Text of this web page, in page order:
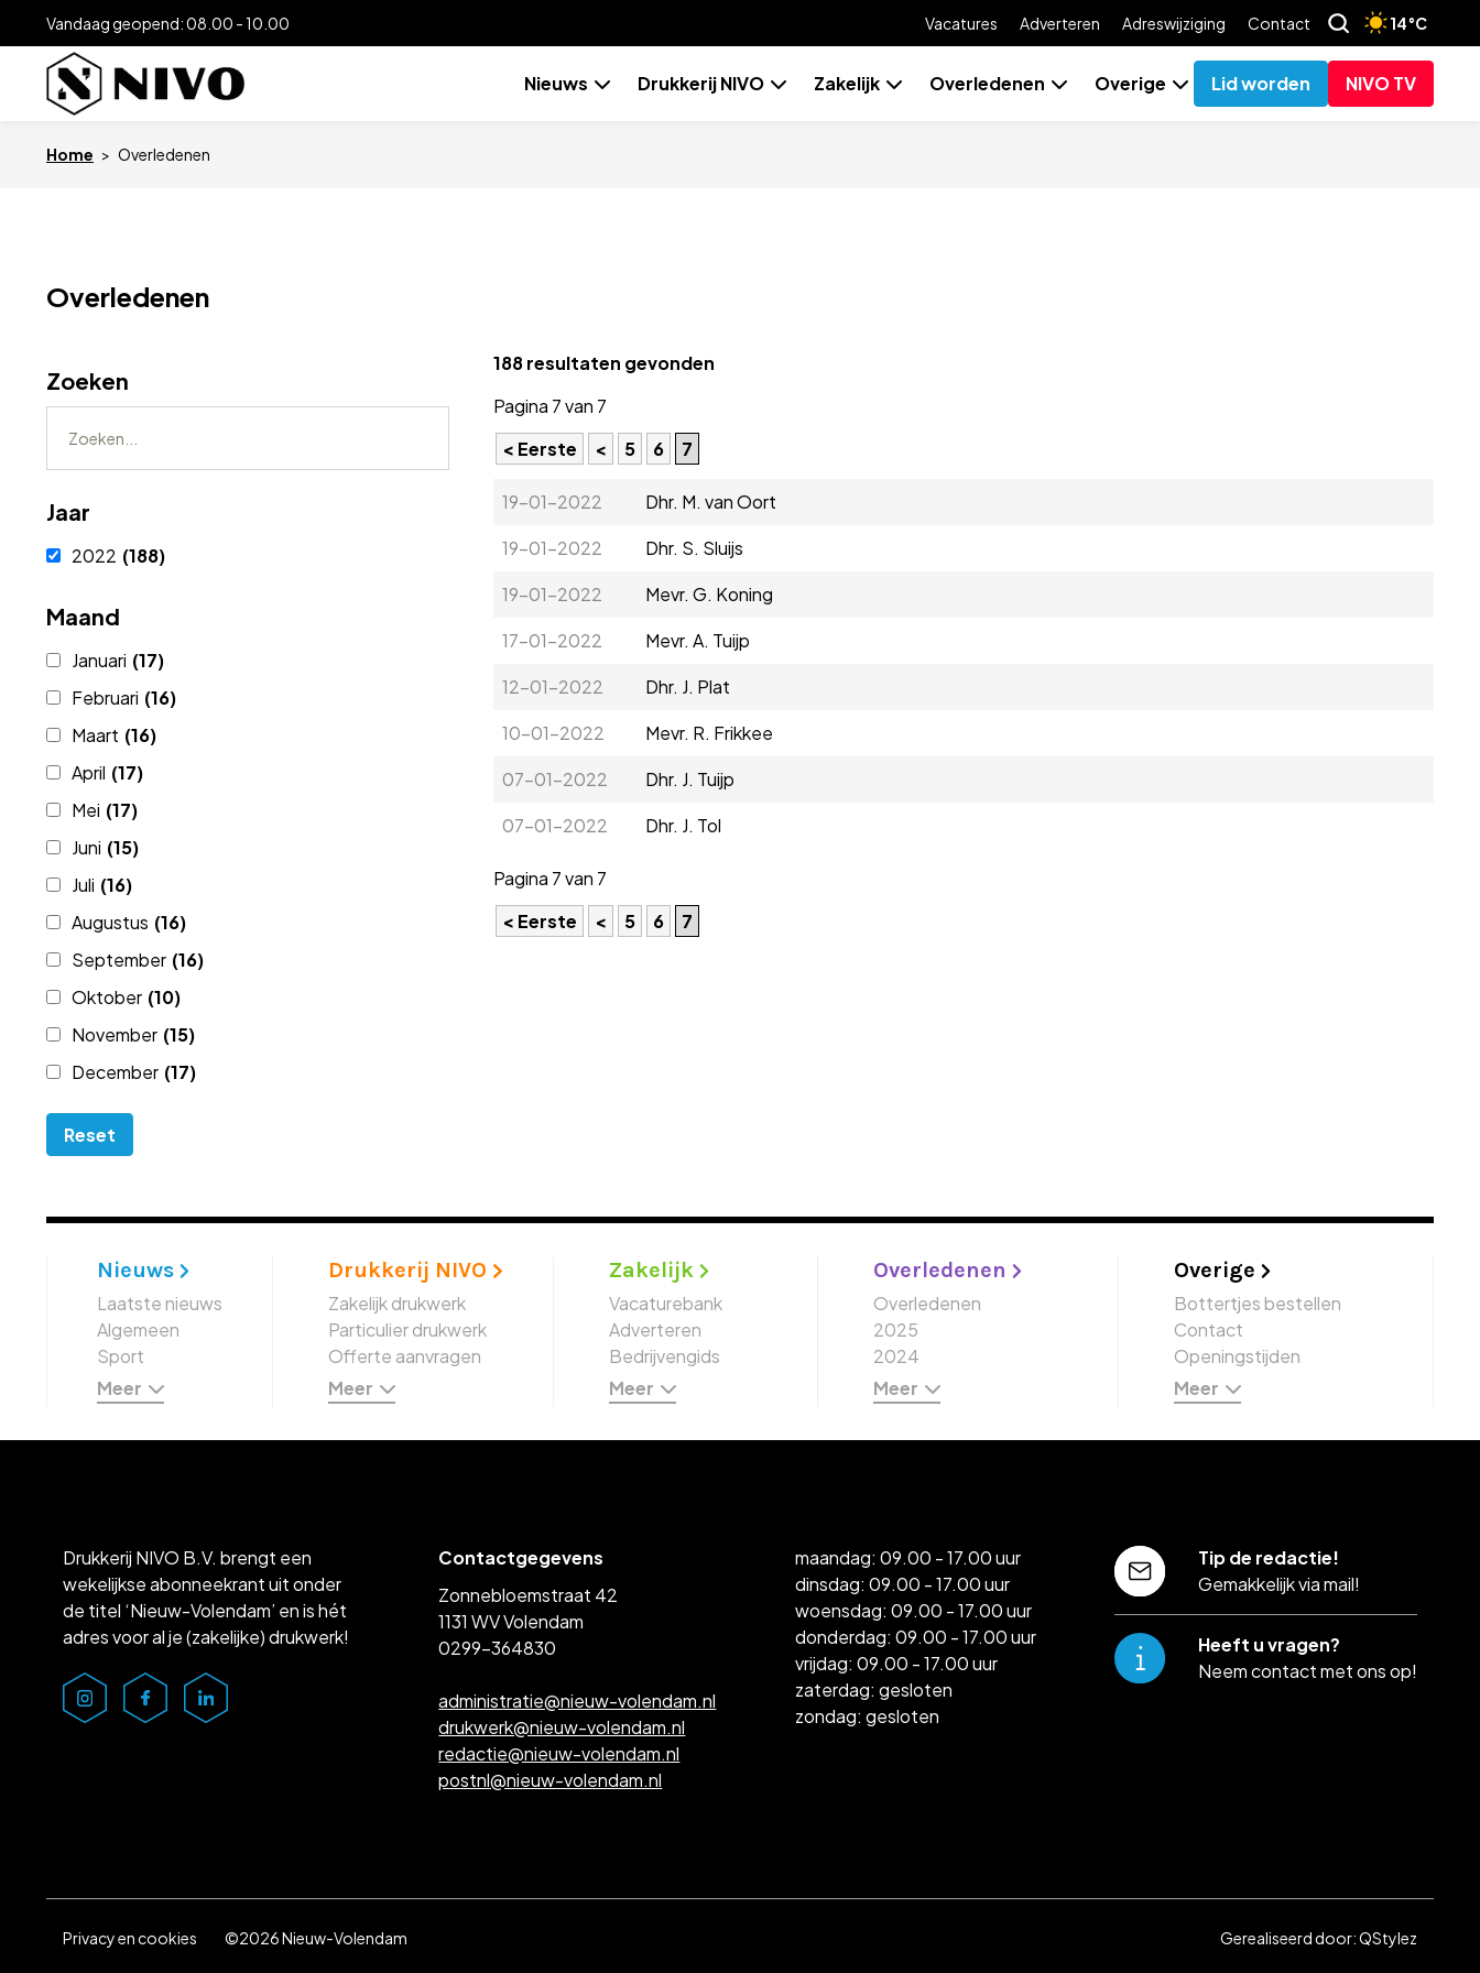
Vandaag geopend: 08.00 - 10.00 Vacatures Adverteren Adreswijziging Contact 14°C
Skip
Nieuws Drukkerij NIVO Zakelijk Overledenen Overige Lid worden NIVO TV
Home > Overledenen
Overledenen
Zoeken
Jaar
2022 (188)
Maand
Januari (17)
Februari (16)
Maart (16)
April (17)
Mei (17)
Juni (15)
Juli (16)
Augustus (16)
September (16)
Oktober (10)
November (15)
December (17)
188 resultaten gevonden
Pagina 7 van 7
< Eerste
< 5 6 7
19-01-2022
Dhr. M. van Oort
19-01-2022
Dhr. S. Sluijs
19-01-2022
Mevr. G. Koning
17-01-2022
Mevr. A. Tuijp
12-01-2022
Dhr. J. Plat
10-01-2022
Mevr. R. Frikkee
07-01-2022
Dhr. J. Tuijp
07-01-2022
Dhr. J. Tol
Pagina 7 van 7
< Eerste
< 5 6 7
Nieuws
Laatste nieuws
Algemeen
Sport
Meer
Drukkerij NIVO
Zakelijk drukwerk
Particulier drukwerk
Offerte aanvragen
Meer
Zakelijk
Vacaturebank
Adverteren
Bedrijvengids
Meer
Overledenen
Overledenen
2025
2024
Meer
Overige
Bottertjes bestellen
Contact
Openingstijden
Meer
Drukkerij NIVO B.V. brengt een
wekelijkse abonneekrant uit onder
de titel ‘Nieuw-Volendam’ en is hét
adres voor al je (zakelijke) drukwerk!
Contactgegevens
Zonnebloemstraat 42
1131 WV Volendam
0299-364830
administratie@nieuw-volendam.nl
drukwerk@nieuw-volendam.nl
redactie@nieuw-volendam.nl
postnl@nieuw-volendam.nl
maandag: 09.00 - 17.00 uur
dinsdag: 09.00 - 17.00 uur
woensdag: 09.00 - 17.00 uur
donderdag: 09.00 - 17.00 uur
vrijdag: 09.00 - 17.00 uur
zaterdag: gesloten
zondag: gesloten
Tip de redactie!
Gemakkelijk via mail!
Heeft u vragen?
Neem contact met ons op!
Privacy en cookies ©2026 Nieuw-Volendam Gerealiseerd door:QStylez